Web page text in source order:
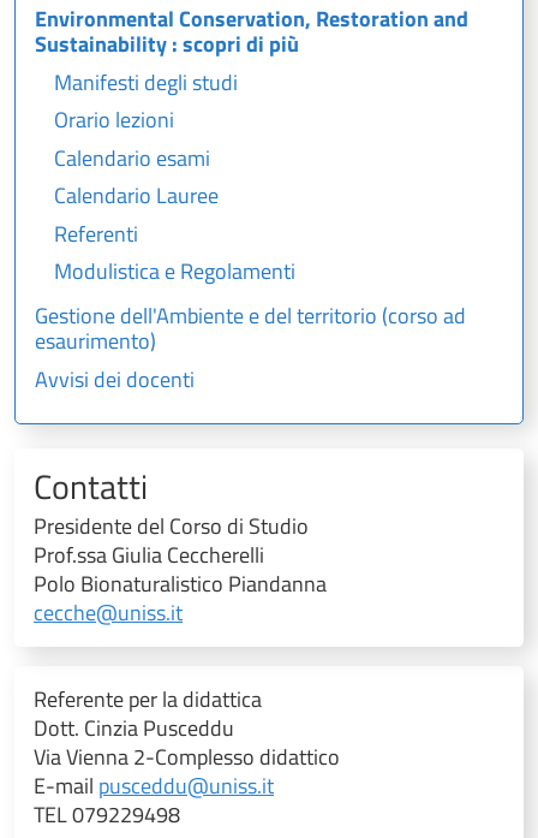
Environmental Conservation, Restoration and
Sustainability : scopri di più
Manifesti degli studi
Orario lezioni
Calendario esami
Calendario Lauree
Referenti
Modulistica e Regolamenti
Gestione dell'Ambiente e del territorio (corso ad
esaurimento)
Avvisi dei docenti
Contatti
Presidente del Corso di Studio
Prof.ssa Giulia Ceccherelli
Polo Bionaturalistico Piandanna
cecche@uniss.it
Referente per la didattica
Dott. Cinzia Pusceddu
Via Vienna 2-Complesso didattico
E-mail pusceddu@uniss.it
TEL 079229498